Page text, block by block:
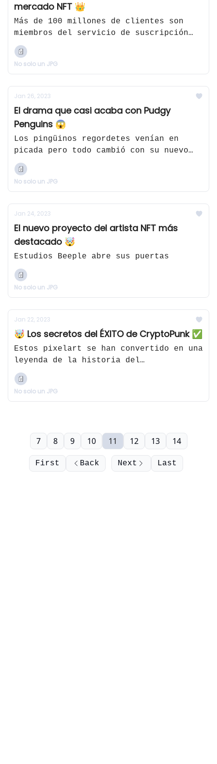
mercado NFT 👑
Más de 100 millones de clientes son
miembros del servicio de suscripción
Amazon Prime
No solo un JPG
Jan 26, 2023
El drama que casi acaba con Pudgy
Penguins 😱
Los pingüinos regordetes venían en
picada pero todo cambió con su nuevo
director
No solo un JPG
Jan 24, 2023
El nuevo proyecto del artista NFT más
destacado 🤯
Estudios Beeple abre sus puertas
No solo un JPG
Jan 22, 2023
🤯 Los secretos del ÉXITO de CryptoPunk ✅
Estos pixelart se han convertido en una
leyenda de la historia del
coleccionismo digital
No solo un JPG
First Back
7 8 9 10 11 12 13 14
Next Last